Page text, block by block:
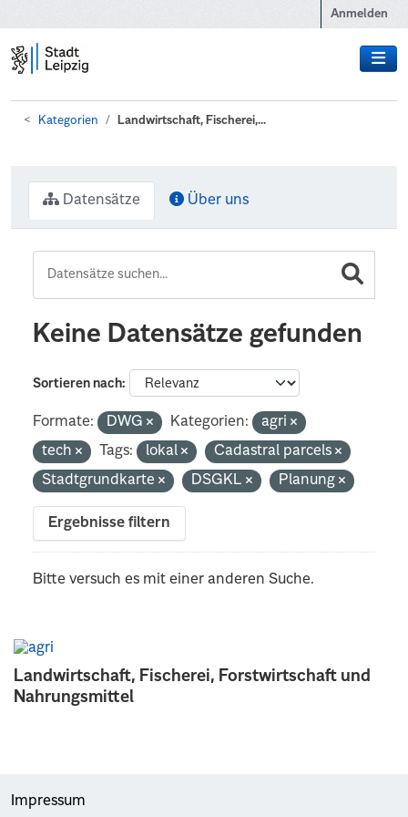
Anmelden
Kategorien Landwirtschaft, Fischerei,...
Landwirtschaft, Fischerei, Forstwirtschaft und
Nahrungsmittel
Datensätze Über uns
Keine Datensätze gefunden
Sortieren nach
Formate: DWG Kategorien:
agri
tech
Tags: lokal
Cadastral parcels
Stadtgrundkarte
DSGKL Planung
Ergebnisse filtern
Bitte versuch es mit einer anderen Suche.
Impressum